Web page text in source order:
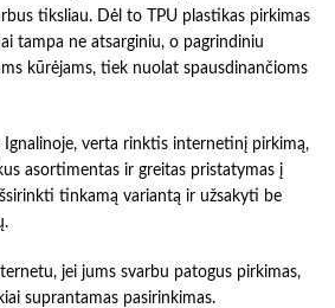
tiksliau. Dėl to TPU plastikas pirkimas
tampa ne atsarginiu, o pagrindiniu
kūrėjams, tiek nuolat spausdinančioms
Ignalinoje, verta rinktis internetinį pirkimą,
asortimentas ir greitas pristatymas į
tinkamą variantą ir užsakyti be
jei jums svarbu patogus pirkimas,
suprantamas pasirinkimas.